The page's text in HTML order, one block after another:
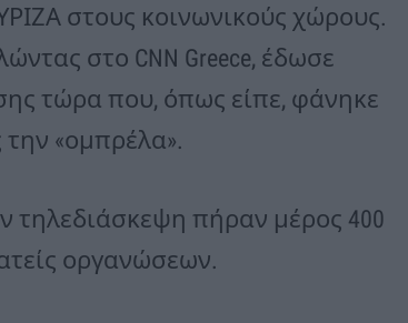
στους κοινωνικούς χώρους.
στο CNN Greece, έδωσε
τώρα που, όπως είπε, φάνηκε
«ομπρέλα».
τηλεδιάσκεψη πήραν μέρος 400
οργανώσεων.